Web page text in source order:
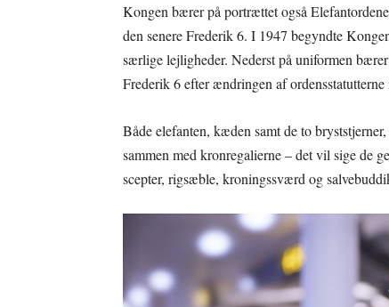
Kongen bærer på portrættet også
den senere Frederik 6. I 1947 begyndte
særlige lejligheder. Nederst på uniformen
Frederik 6 efter ændringen af ordensstatutterne
Både elefanten, kæden samt de to
sammen med kronregalierne – det vil sige de
scepter, rigsæble, kroningssværd og